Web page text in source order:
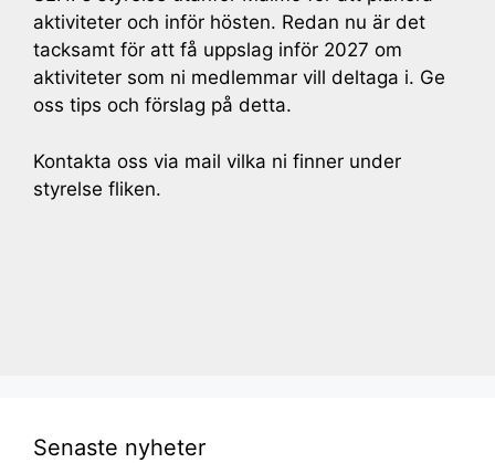
aktiviteter och inför hösten. Redan nu är det
tacksamt för att få uppslag inför 2027 om
aktiviteter som ni medlemmar vill deltaga i. Ge
oss tips och förslag på detta.
Kontakta oss via mail vilka ni finner under
styrelse fliken.
Senaste nyheter